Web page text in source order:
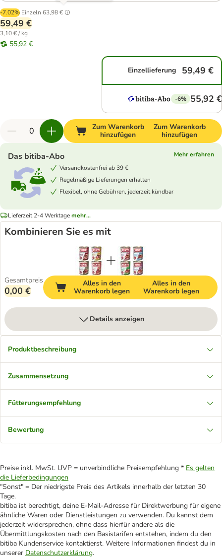
-7.02% Einzeln 63,98 €
59,49 €
3,10 € / kg
55,92 €
Einzellieferung 59,49 €
-6% 55,92 €
Zum Warenkorb
hinzufügen
Zum Warenkorb
hinzufügen
Das bitiba-Abo
Mehr erfahren
Versandkostenfrei ab 39 €
Regelmäßige Lieferungen erhalten
Flexibel, ohne Gebühren, jederzeit kündbar
Lieferzeit 2-4 Werktagemehr...
Kombinieren Sie es mit
Gesamtpreis
0,00 €
Alles in den
Warenkorb legen
Alles in den
Warenkorb legen
Details anzeigen
Produktbeschreibung
Zusammensetzung
Fütterungsempfehlung
Bewertung
Preise inkl. MwSt. UVP = unverbindliche Preisempfehlung * Es gelten
die Lieferbedingungen
"Sonst" = Der niedrigste Preis des Artikels innerhalb der letzten 30
Tage.
bitiba ist berechtigt, deine E-Mail-Adresse für Direktwerbung für eigene
ähnliche Waren oder Dienstleistungen zu verwenden. Du kannst dem
jederzeit widersprechen, ohne dass hierfür andere als die
Übermittlungskosten nach den Basistarifen entstehen, indem du den
bitiba Kundenservice kontaktierst. Weitere Informationen findest du in
unserer Datenschutzerklärung.